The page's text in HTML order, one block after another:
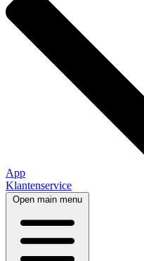
App
Klantenservice
Open main menu